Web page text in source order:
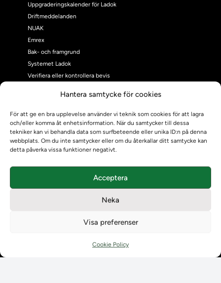
Hantera samtycke för cookies
För att ge en bra upplevelse använder vi teknik som cookies för att lagra
och/eller komma åt enhetsinformation. När du samtycker till dessa
tekniker kan vi behandla data som surfbeteende eller unika ID:n på denna
webbplats. Om du inte samtycker eller om du återkallar ditt samtycke kan
detta påverka vissa funktioner negativt.
Acceptera
Neka
Visa preferenser
Cookie Policy
Uppgraderingskalender för Ladok
Driftmeddelanden
NUAK
Emrex
Bak- och framgrund
Systemet Ladok
Verifiera eller kontrollera bevis
Om oss
Om Ladokkonsortiet
Ladokkonsortiet internationellt
Vision, strategi och produktplan
Kontaktuppgifter för studenters Ladoksupport